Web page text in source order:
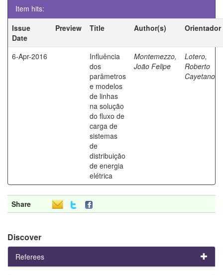
Item hits:
Issue
Date
Preview Title Author(s) Orientador
6-Apr-2016
Influência
dos
parâmetros
e modelos
de linhas
na solução
do fluxo de
carga de
sistemas
de
distribuição
de energia
elétrica
Montemezzo,
João Felipe
Lotero,
Roberto
Cayetano
Share
Discover
Referees